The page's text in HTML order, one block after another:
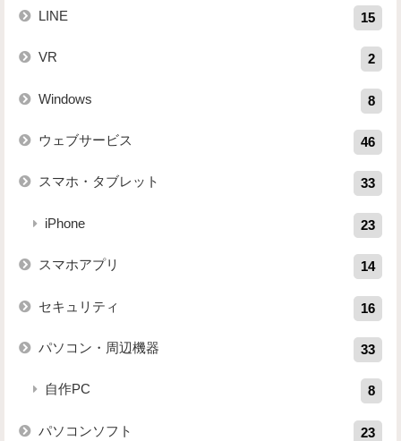
LINE 15
VR 2
Windows 8
ウェブサービス 46
スマホ・タブレット 33
iPhone 23
スマホアプリ 14
セキュリティ 16
パソコン・周辺機器 33
自作PC 8
パソコンソフト 23